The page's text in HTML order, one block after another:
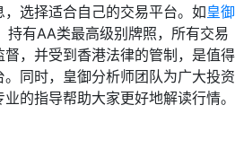
选择适合自己的交易平台。如皇御
持有AA类最高级别牌照，所有交易
，并受到香港法律的管制，是值得
同时，皇御分析师团队为广大投资
的指导帮助大家更好地解读行情。